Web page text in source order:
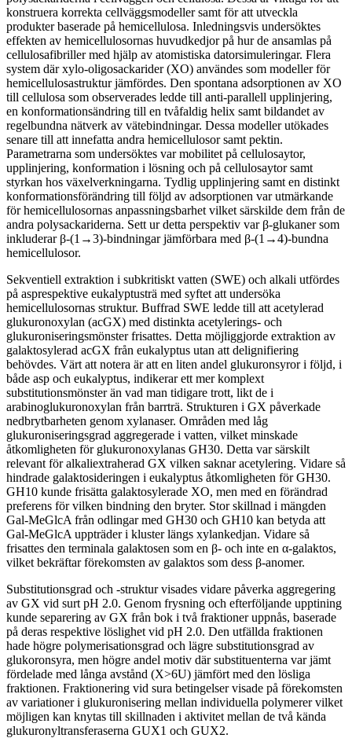
konstruera korrekta cellväggsmodeller samt för att utveckla
produkter baserade på hemicellulosa. Inledningsvis undersöktes
effekten av hemicellulosornas huvudkedjor på hur de ansamlas på
cellulosafibriller med hjälp av atomistiska datorsimuleringar. Flera
system där xylo-oligosackarider (XO) användes som modeller för
hemicellulosastruktur jämfördes. Den spontana adsorptionen av XO
till cellulosa som observerades ledde till anti-parallell upplinjering,
en konformationsändring till en tvåfaldig helix samt bildandet av
regelbundna nätverk av vätebindningar. Dessa modeller utökades
senare till att innefatta andra hemicellulosor samt pektin.
Parametrarna som undersöktes var mobilitet på cellulosaytor,
upplinjering, konformation i lösning och på cellulosaytor samt
styrkan hos växelverkningarna. Tydlig upplinjering samt en distinkt
konformationsförändring till följd av adsorptionen var utmärkande
för hemicellulosornas anpassningsbarhet vilket särskilde dem från de
andra polysackariderna. Sett ur detta perspektiv var β-glukaner som
inkluderar β-(1→3)-bindningar jämförbara med β-(1→4)-bundna
hemicellulosor.
Sekventiell extraktion i subkritiskt vatten (SWE) och alkali utfördes
på asprespektive eukalyptusträ med syftet att undersöka
hemicellulosornas struktur. Buffrad SWE ledde till att acetylerad
glukuronoxylan (acGX) med distinkta acetylerings- och
glukuroniseringsmönster frisattes. Detta möjliggjorde extraktion av
galaktosylerad acGX från eukalyptus utan att delignifiering
behövdes. Värt att notera är att en liten andel glukuronsyror i följd, i
både asp och eukalyptus, indikerar ett mer komplext
substitutionsmönster än vad man tidigare trott, likt de i
arabinoglukuronoxylan från barrträ. Strukturen i GX påverkade
nedbrytbarheten genom xylanaser. Områden med låg
glukuroniseringsgrad aggregerade i vatten, vilket minskade
åtkomligheten för glukuronoxylanas GH30. Detta var särskilt
relevant för alkaliextraherad GX vilken saknar acetylering. Vidare så
hindrade galaktosideringen i eukalyptus åtkomligheten för GH30.
GH10 kunde frisätta galaktosylerade XO, men med en förändrad
preferens för vilken bindning den bryter. Stor skillnad i mängden
Gal-MeGlcA från odlingar med GH30 och GH10 kan betyda att
Gal-MeGlcA uppträder i kluster längs xylankedjan. Vidare så
frisattes den terminala galaktosen som en β- och inte en α-galaktos,
vilket bekräftar förekomsten av galaktos som dess β-anomer.
Substitutionsgrad och -struktur visades vidare påverka aggregering
av GX vid surt pH 2.0. Genom frysning och efterföljande upptining
kunde separering av GX från bok i två fraktioner uppnås, baserade
på deras respektive löslighet vid pH 2.0. Den utfällda fraktionen
hade högre polymerisationsgrad och lägre substitutionsgrad av
glukoronsyra, men högre andel motiv där substituenterna var jämt
fördelade med långa avstånd (X>6U) jämfört med den lösliga
fraktionen. Fraktionering vid sura betingelser visade på förekomsten
av variationer i glukuronisering mellan individuella polymerer vilket
möjligen kan knytas till skillnaden i aktivitet mellan de två kända
glukuronyltransferaserna GUX1 och GUX2.